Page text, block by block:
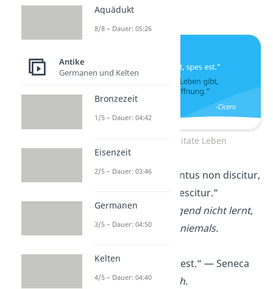
Hoffnung.
Lateinische Zitate Leben
„Nam quod in iuventus non discitur,
in matura aetate nescitur.“
Was man in der Jugend nicht lernt,
lernt man im Alter niemals.
„Errare humanum est.“ — Seneca
Irren ist menschlich.
Aquädukt
8/8 – Dauer: 05:26
Antike
Germanen und Kelten
Bronzezeit
1/5 – Dauer: 04:42
Eisenzeit
2/5 – Dauer: 03:46
Germanen
3/5 – Dauer: 04:50
Kelten
4/5 – Dauer: 04:40